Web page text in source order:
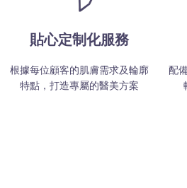
貼心定制化服務
根據每位顧客的肌膚需求及輪廓
特點，打造專屬的醫美方案
配